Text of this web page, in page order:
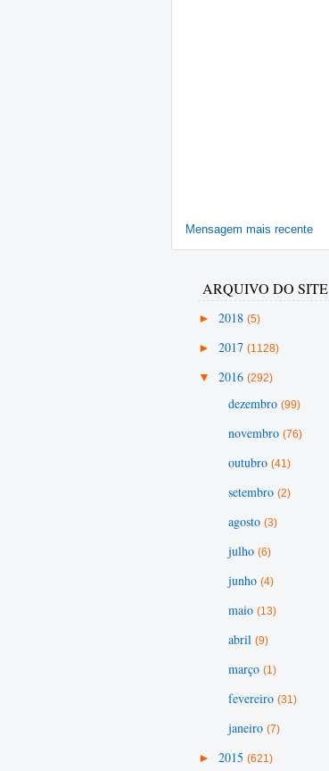
Mensagem mais recente
ARQUIVO DO SITE
► 2018 (5)
► 2017 (1128)
▼ 2016 (292)
dezembro (99)
novembro (76)
outubro (41)
setembro (2)
agosto (3)
julho (6)
junho (4)
maio (13)
abril (9)
março (1)
fevereiro (31)
janeiro (7)
► 2015 (621)